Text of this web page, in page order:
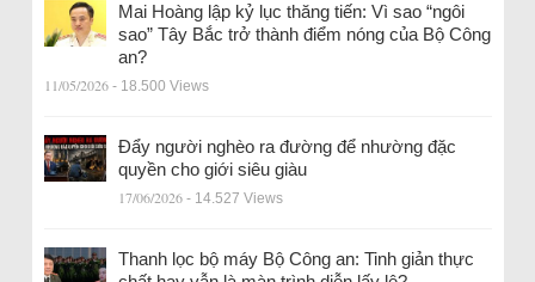
Mai Hoàng lập kỷ lục thăng tiến: Vì sao “ngôi
sao” Tây Bắc trở thành điểm nóng của Bộ Công
an?
11/05/2026 - 18.500 Views
Đẩy người nghèo ra đường để nhường đặc
quyền cho giới siêu giàu
17/06/2026 - 14.527 Views
Thanh lọc bộ máy Bộ Công an: Tinh giản thực